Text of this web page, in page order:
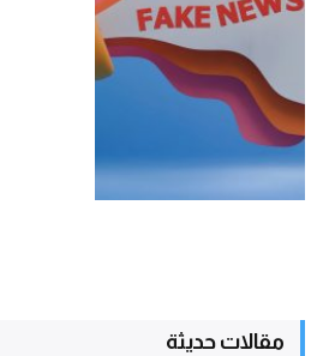
مقالات حديثة